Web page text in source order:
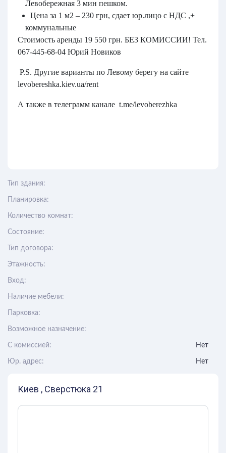
Левобережная 3 мин пешком.
Цена за 1 м2 – 230 грн, сдает юр.лицо с НДС ,+
коммунальные
Стоимость аренды 19 550 грн. БЕЗ КОМИССИИ! Тел.
067-445-68-04 Юрий Новиков
P.S. Другие варианты по Левому берегу на сайте
levobereshka.kiev.ua/rent
А также в телеграмм канале t.me/levoberezhka
Тип здания:
Планировка:
Количество комнат:
Состояние:
Тип договора:
Этажность:
Вход:
Наличие мебели:
Парковка:
Возможное назначение:
C комиссией: Нет
Юр. адрес: Нет
Киев , Сверстюка 21